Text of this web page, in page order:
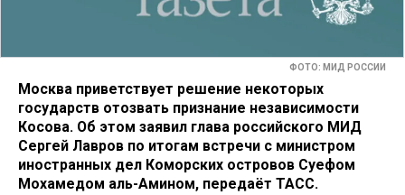
ФОТО: МИД РОССИИ
Москва приветствует решение некоторых
государств отозвать признание независимости
Косова. Об этом заявил глава российского МИД
Сергей Лавров по итогам встречи с министром
иностранных дел Коморских островов Суефом
Мохамедом аль-Амином, передаёт ТАСС.